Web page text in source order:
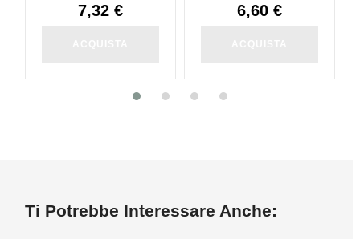
7,32 € 6,60 €
Ti Potrebbe Interessare Anche: